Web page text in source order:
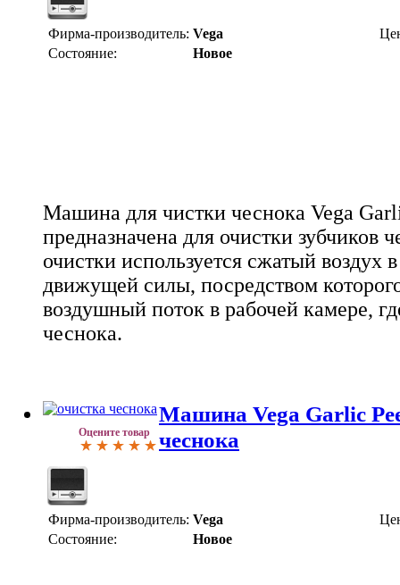
Фирма-производитель: Vega
Состояние:
Новое
Машина для чистки чеснока Vega
предназначена для очистки зубчиков
очистки используется сжатый воздух
движущей силы, посредством
воздушный поток в рабочей камере,
чеснока.
Оцените товар
Машина Vega Garlic
чеснока
Фирма-производитель: Vega
Состояние:
Новое